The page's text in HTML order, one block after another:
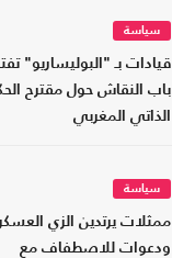
سياسة
قيادات بـ "البوليساريو"
باب النقاش حول مقترح
الذاتي المغربي
سياسة
ممثلات يرتدين الزي
ودعوات للاصطفاف مع